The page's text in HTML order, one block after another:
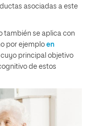
asociadas a este
también se aplica con
por ejemplo en
, cuyo principal objetivo
de estos